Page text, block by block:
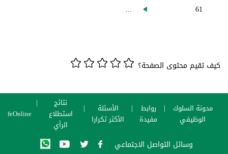
61
...
كيف تقيم محتوى الصفحة؟
مدونة السلوك
الوظيفي
روابط
مفيدة
الأسئلة
الأكثر تكرارا
نتائج
استطلاع
الرأي
SafeOnline
وسائل التواصل الاجتماعي